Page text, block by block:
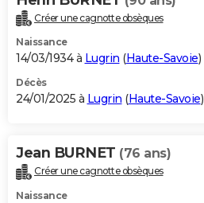
Créer une cagnotte obsèques
Naissance
14/03/1934 à Lugrin (Haute-Savoie)
Décès
24/01/2025 à Lugrin (Haute-Savoie)
Jean BURNET (76 ans)
Créer une cagnotte obsèques
Naissance